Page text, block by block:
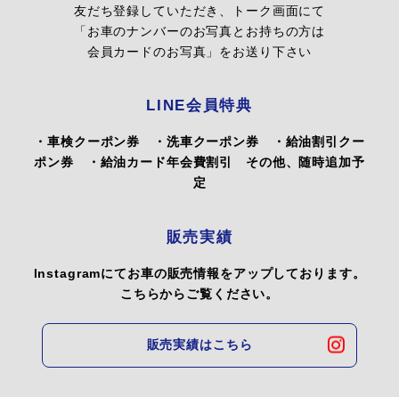
友だち登録していただき、トーク画面にて
「お車のナンバーのお写真とお持ちの方は
会員カードのお写真」をお送り下さい
LINE会員特典
・車検クーポン券 ・洗車クーポン券 ・給油割引クー
ポン券 ・給油カード年会費割引 その他、随時追加予
定
販売実績
Instagramにてお車の販売情報をアップしております。
こちらからご覧ください。
販売実績はこちら